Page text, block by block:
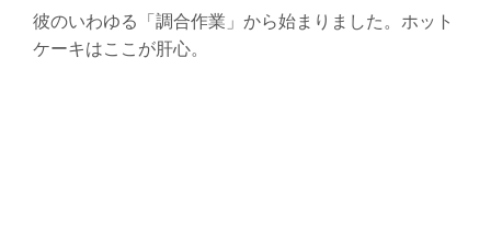
彼のいわゆる「調合作業」から始まりました。ホット
ケーキはここが肝心。